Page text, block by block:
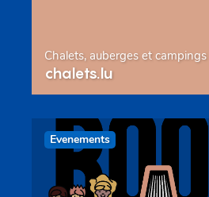
Chalets, auberges et campings
chalets.lu
Evenements